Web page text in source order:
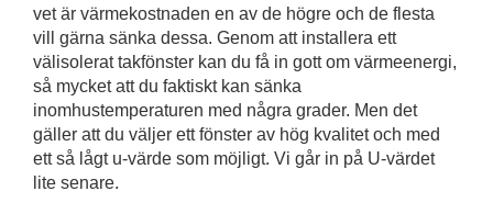
vet är värmekostnaden en av de högre och de flesta
vill gärna sänka dessa. Genom att installera ett
välisolerat takfönster kan du få in gott om värmeenergi,
så mycket att du faktiskt kan sänka
inomhustemperaturen med några grader. Men det
gäller att du väljer ett fönster av hög kvalitet och med
ett så lågt u-värde som möjligt. Vi går in på U-värdet
lite senare.